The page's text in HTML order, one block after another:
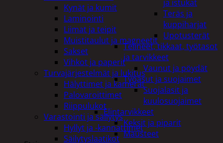
ja istukat
Teräs ja
kuppiharjat
Upotusterät
Telineet, tikkaat, työtasot
ja tarvikkeet
Vaunut ja pöydät
Työasut ja suojaimet
Suojalasit ja
kuulosuojaimet
Elintarvikkeet
Keksit ja piparit
Mausteet
Kynät ja kumit
Laminointi
Liimat ja teipit
Muistitaulut ja magneetit
Sakset
Vihkot ja paperit
Turvajärjestelmät ja lukitus
Hälyttimet ja kamerat
Palovaroittimet
Riippulukot
Varastointi ja säilytys
Hyllyt ja -kannattimet
Säilytyslaatikot